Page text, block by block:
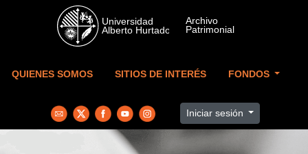
Skip to main content
QUIENES SOMOS SITIOS DE INTERÉS FONDOS
Iniciar sesión